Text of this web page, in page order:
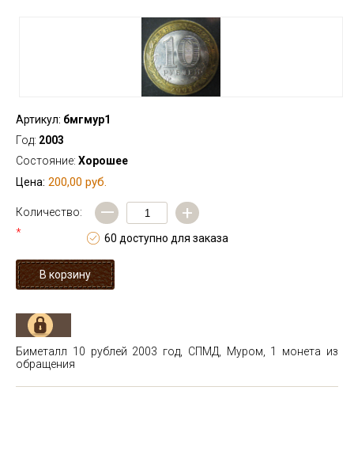
Артикул: бмгмур1
Год: 2003
Состояние: Хорошее
Цена: 200,00 руб.
Количество:
*
— +
60 доступно для заказа
Биметалл 10 рублей 2003 год, СПМД, Муром, 1 монета из
обращения